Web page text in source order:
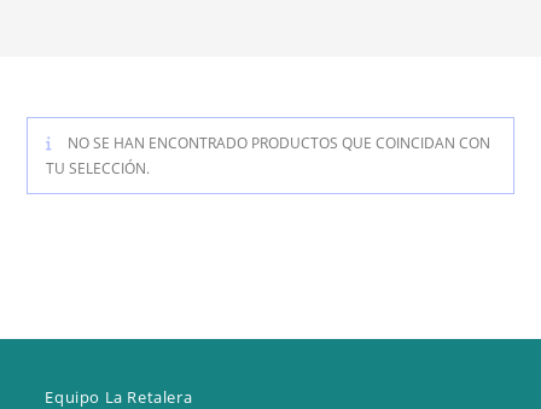
NO SE HAN ENCONTRADO PRODUCTOS QUE COINCIDAN CON
TU SELECCIÓN.
Equipo La Retalera